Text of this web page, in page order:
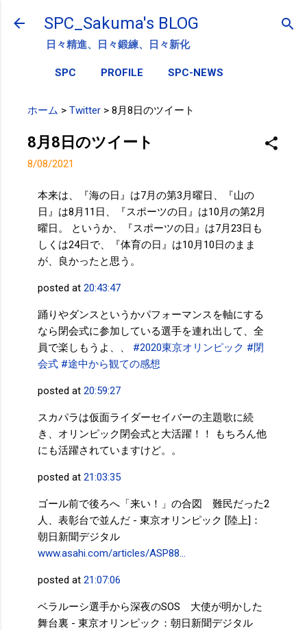
スキップしてメイン コンテンツに移動
SPC_Sakuma's BLOG
日々精進、日々鍛練、日々新化
SPC PROFILE SPC-NEWS
ホーム > Twitter > 8月8日のツイート
8月8日のツイート
8/08/2021
本来は、『海の日』は7月の第3月曜日、『山の
日』は8月11日、『スポーツの日』は10月の第2月
曜日。 というか、『スポーツの日』は7月23日も
しくは24日で、『体育の日』は10月10日のまま
が、良かったと思う。
posted at 20:43:47
踊りやダンスというかパフォーマンスを軸にする
なら閉会式に参加している選手を連れ出して、全
員で楽しもうよ、、 #2020東京オリンピック #閉
会式 #途中から観ての感想
posted at 20:59:27
スカパラは仮面ライダーセイバーの主題歌に続
き、オリンピック閉会式と大活躍！！ もちろん他
にも活躍されていますけど。。
posted at 21:03:35
ゴール前で後ろへ「来い！」の合図 難民だった2
人、表彰台で並んだ - 東京オリンピック [陸上]：
朝日新聞デジタル
www.asahi.com/articles/ASP88…
posted at 21:07:06
ベラルーシ選手から深夜のSOS 大使が明かした
舞台裏 - 東京オリンピック：朝日新聞デジタル